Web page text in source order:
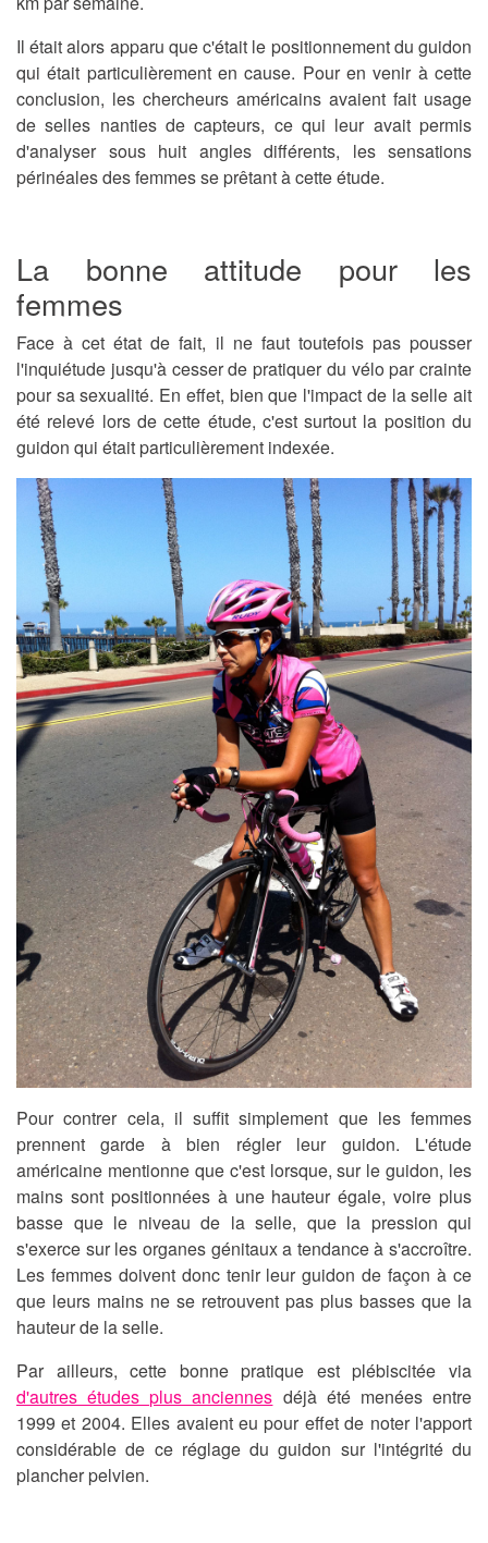
Il était alors apparu que c'était le positionnement du guidon
qui était particulièrement en cause. Pour en venir à cette
conclusion, les chercheurs américains avaient fait usage
de selles nanties de capteurs, ce qui leur avait permis
d'analyser sous huit angles différents, les sensations
périnéales des femmes se prêtant à cette étude.
La bonne attitude pour les
femmes
Face à cet état de fait, il ne faut toutefois pas pousser
l'inquiétude jusqu'à cesser de pratiquer du vélo par crainte
pour sa sexualité. En effet, bien que l'impact de la selle ait
été relevé lors de cette étude, c'est surtout la position du
guidon qui était particulièrement indexée.
Pour contrer cela, il suffit simplement que les femmes
prennent garde à bien régler leur guidon. L'étude
américaine mentionne que c'est lorsque, sur le guidon, les
mains sont positionnées à une hauteur égale, voire plus
basse que le niveau de la selle, que la pression qui
s'exerce sur les organes génitaux a tendance à s'accroître.
Les femmes doivent donc tenir leur guidon de façon à ce
que leurs mains ne se retrouvent pas plus basses que la
hauteur de la selle.
Par ailleurs, cette bonne pratique est plébiscitée via
d'autres études plus anciennes déjà été menées entre
1999 et 2004. Elles avaient eu pour effet de noter l'apport
considérable de ce réglage du guidon sur l'intégrité du
plancher pelvien.